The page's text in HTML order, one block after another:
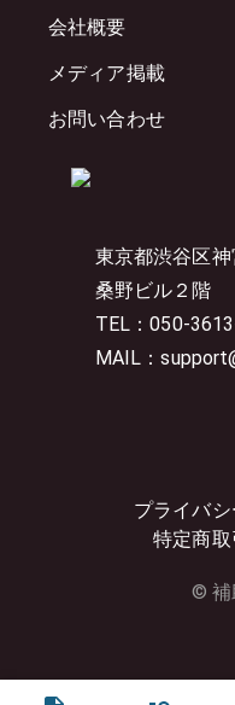
東京都渋谷区
桑野ビル２階
TEL：050-
MAIL：
プライバ
特定商
© 補
会社概要
メディア掲載
お問い合わせ